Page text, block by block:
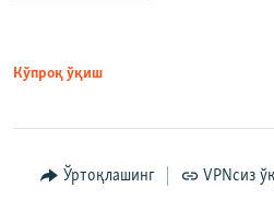
Кўпроқ ўқиш
Ўртоқлашинг VPNсиз